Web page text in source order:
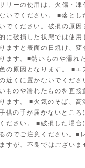
リーの使用は、火傷・凍
いでください。 ■落とし
でください。破損の原
に破損した状態では使用
ますと表面の日焼け、変
ます。■熱いものや濡れ
の原因となります。 ■エ
近くに置かないでくださ
ものや濡れたものを直接
ます。 ■火気のそば、高
供の手が届かないところ
ださい。 ■破損した場合
のでご注意ください。■
すが、不良ではございま